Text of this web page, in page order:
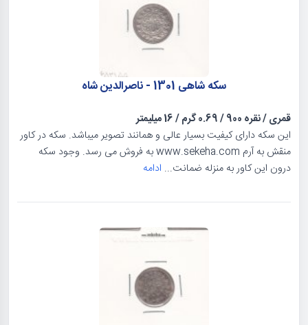
سکه شاهی 1301 - ناصرالدین شاه
قمری/نقره 900 /0.69 گرم /16 میلیمتر
این سکه دارای کیفیت بسیار عالی و همانند تصویر میباشد. سکه در کاور
منقش به آرم www.sekeha.com به فروش می رسد. وجود سکه
درون این کاور به منزله ضمانت... ادامه